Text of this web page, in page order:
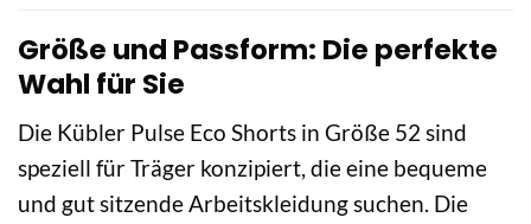
Größe und Passform: Die perfekte
Wahl für Sie
Die Kübler Pulse Eco Shorts in Größe 52 sind
speziell für Träger konzipiert, die eine bequeme
und gut sitzende Arbeitskleidung suchen. Die